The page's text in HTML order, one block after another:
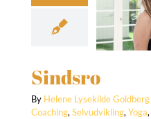
Hypnose NLP
Selvudvikling
Sindsro
By Helene Lysekilde Goldberg
Coaching, Selvudvikling, Yoga,